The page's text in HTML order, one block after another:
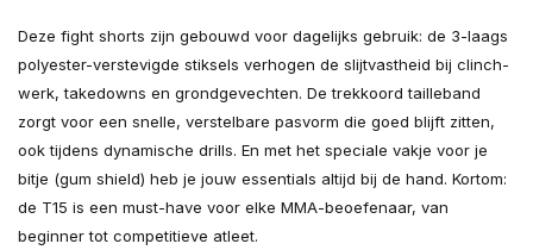
Deze fight shorts zijn gebouwd voor dagelijks gebruik: de 3-laags
polyester-verstevigde stiksels verhogen de slijtvastheid bij clinch-
werk, takedowns en grondgevechten. De trekkoord tailleband
zorgt voor een snelle, verstelbare pasvorm die goed blijft zitten,
ook tijdens dynamische drills. En met het speciale vakje voor je
bitje (gum shield) heb je jouw essentials altijd bij de hand. Kortom:
de T15 is een must-have voor elke MMA-beoefenaar, van
beginner tot competitieve atleet.